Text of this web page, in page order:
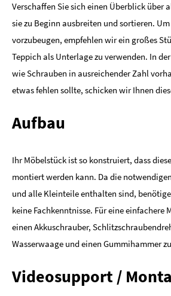
Verschaffen Sie sich einen Überblick über
sie zu Beginn ausbreiten und sortieren.
vorzubeugen, empfehlen wir ein großes
Teppich als Unterlage zu verwenden. In
wie Schrauben in ausreichender Zahl
etwas fehlen sollte, schicken wir Ihnen
Aufbau
Ihr Möbelstück ist so konstruiert, dass
montiert werden kann. Da die
und alle Kleinteile enthalten sind,
keine Fachkenntnisse. Für eine einfachere
einen Akkuschrauber,
Wasserwaage und einen Gummihammer
Videosupport /